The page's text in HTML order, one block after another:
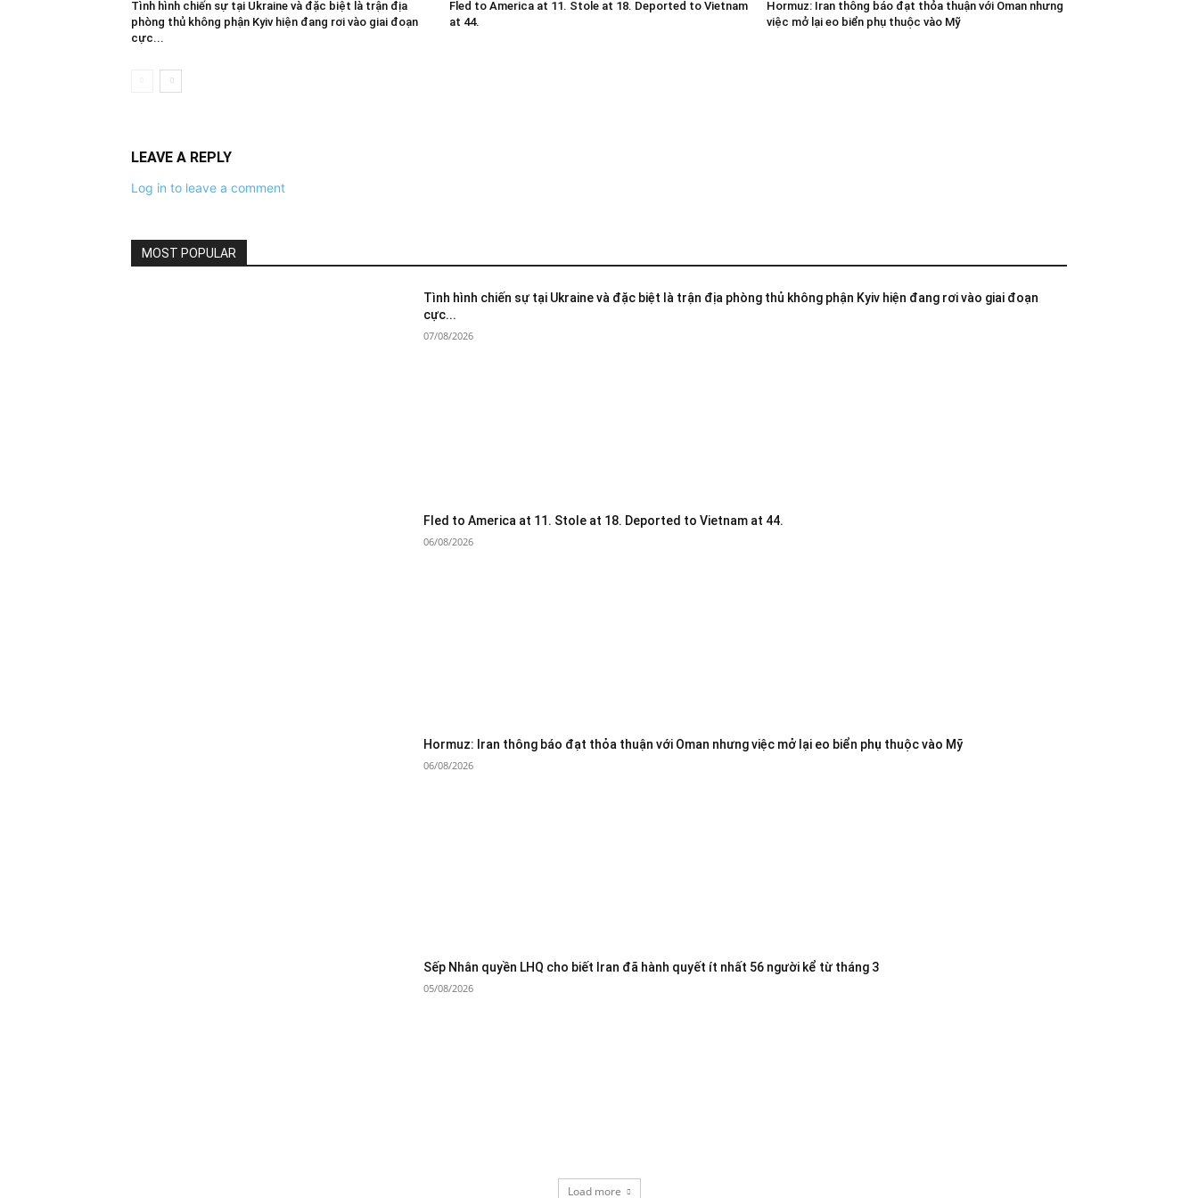
Tình hình chiến sự tại Ukraine và đặc biệt là trận địa
phòng thủ không phận Kyiv hiện đang rơi vào giai đoạn
cực...
Fled to America at 11. Stole at 18. Deported to Vietnam
at 44.
Hormuz: Iran thông báo đạt thỏa thuận với Oman nhưng
việc mở lại eo biển phụ thuộc vào Mỹ
LEAVE A REPLY
Log in to leave a comment
MOST POPULAR
Tình hình chiến sự tại Ukraine và đặc biệt là trận địa phòng thủ không phận Kyiv hiện đang rơi vào giai đoạn
cực...
07/08/2026
Fled to America at 11. Stole at 18. Deported to Vietnam at 44.
06/08/2026
Hormuz: Iran thông báo đạt thỏa thuận với Oman nhưng việc mở lại eo biển phụ thuộc vào Mỹ
06/08/2026
Sếp Nhân quyền LHQ cho biết Iran đã hành quyết ít nhất 56 người kể từ tháng 3
05/08/2026
Load more